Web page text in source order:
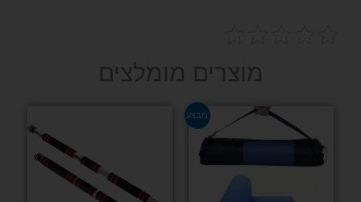
מוצרים מומלצים
מבצע
למוצר
מספר